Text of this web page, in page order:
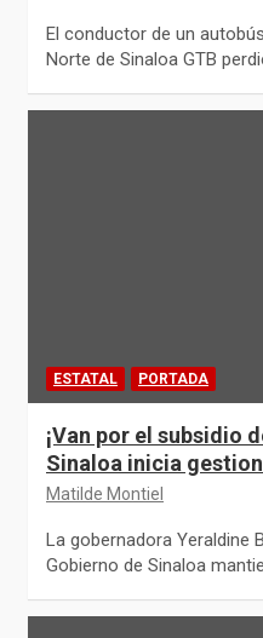
El conductor de un
Norte de Sinaloa GTB
ESTATAL PORTADA
¡Van por el subsidio
Sinaloa inicia
Matilde Montiel
La gobernadora Yeraldine
Gobierno de Sinaloa